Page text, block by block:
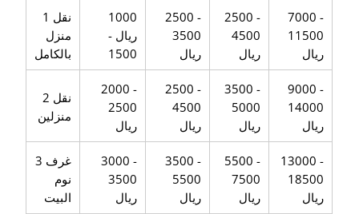
1 نقل
منزل
بالكامل
1000
ريال -
1500
2500 -
3500
ريال
2500 -
4500
ريال
7000 -
11500
ريال
2 نقل
منزلين
2000 -
2500
ريال
2500 -
4500
ريال
3500 -
5000
ريال
9000 -
14000
ريال
3 غرف
نوم
البيت
3000 -
3500
ريال
3500 -
5500
ريال
5500 -
7500
ريال
13000 -
18500
ريال